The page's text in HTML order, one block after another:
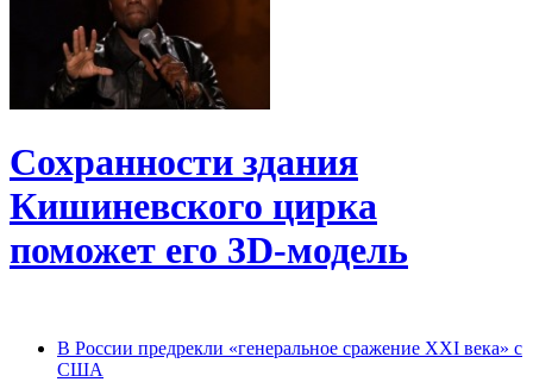
Сохранности здания
Кишиневского цирка
поможет его 3D-модель
В России предрекли «генеральное сражение XXI века» с
США